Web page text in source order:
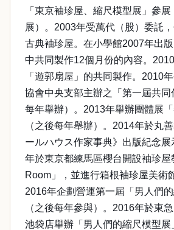
「東京袖珍屋、縮尺模型展」參
展）。2003年受萬代（股）委託
古典袖珍屋。在小學館2007年出版
中共同製作12個月份的內容。
「遊郭扇屋」的共同製作。2010
協會中央支部主辦之「第一屆共同
每年舉辦）。2013年舉辦團體展「
（之後每年舉辦）。2014年於丸
ールハウス作家事典》出版紀念
年於東京都練馬區櫻台開設袖珍屋
Room」，並進行箱根袖珍屋美術
2016年企劃營運第一屆「男人們的
（之後每年參與）。2016年於東
池袋店舉辦「男人們的縮尺模型展